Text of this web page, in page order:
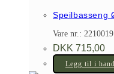
Speilbasseng
Vare nr.: 2210019
DKK 715,00
Legg til i